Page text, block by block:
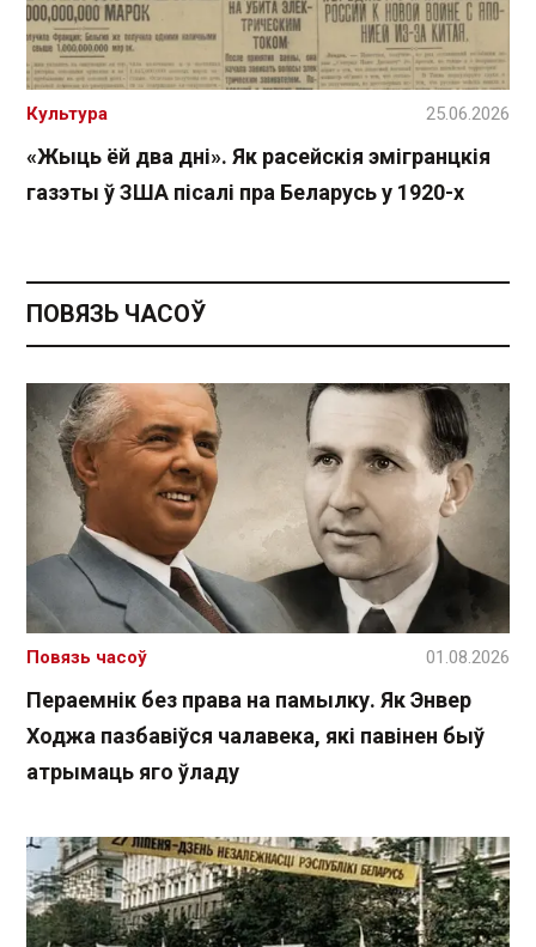
«Жыць ёй два дні». Як расейскія эмігранцкія
газэты ў ЗША пісалі пра Беларусь у 1920-х
Культура 25.06.2026
ПОВЯЗЬ ЧАСОЎ
Пераемнік без права на памылку. Як Энвер
Ходжа пазбавіўся чалавека, які павінен быў
атрымаць яго ўладу
Повязь часоў 01.08.2026